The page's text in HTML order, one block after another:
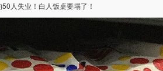
人失业！白人饭桌要塌了！